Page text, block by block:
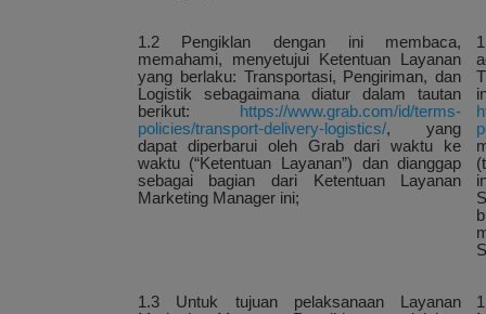
1.2 Pengiklan dengan ini membaca,
memahami, menyetujui Ketentuan Layanan
yang berlaku: Transportasi, Pengiriman, dan
Logistik sebagaimana diatur dalam tautan
berikut:
https://www.grab.com/id/terms-
policies/transport-delivery-logistics/, yang
dapat diperbarui oleh Grab dari waktu ke
waktu (“Ketentuan Layanan”) dan dianggap
sebagai bagian dari Ketentuan Layanan
Marketing Manager ini;
1.3 Untuk tujuan pelaksanaan Layanan